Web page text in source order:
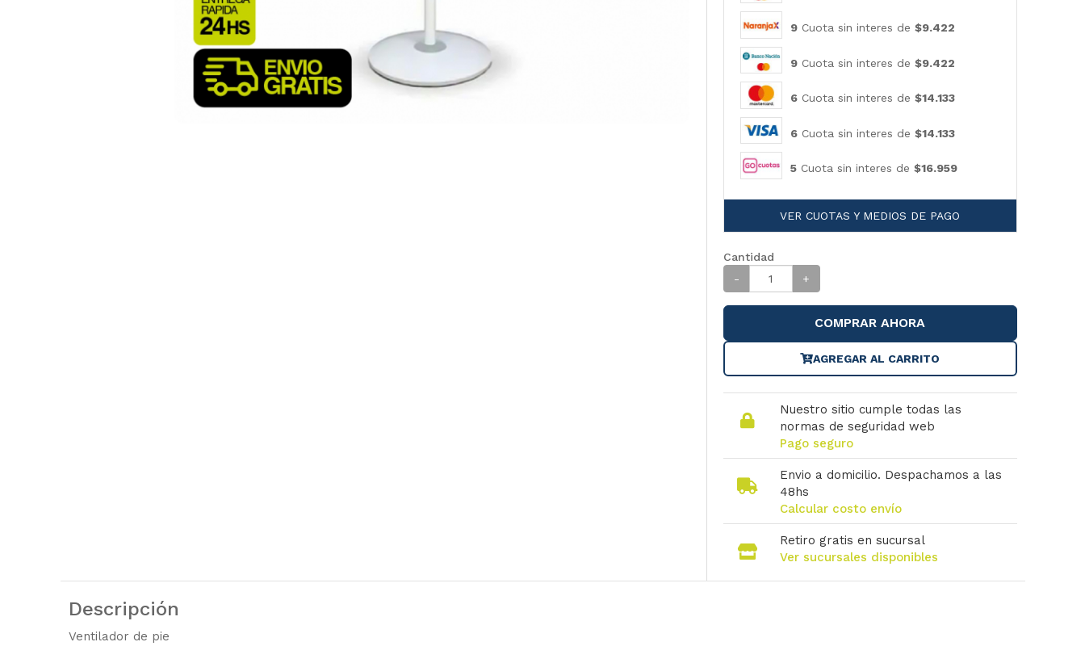
9Cuota sin interes de $9.422
9Cuota sin interes de $9.422
6Cuota sin interes de $14.133
6Cuota sin interes de $14.133
5Cuota sin interes de $16.959
VER CUOTAS Y MEDIOS DE PAGO
Cantidad
-
+
COMPRAR AHORA
AGREGAR AL CARRITO
Nuestro sitio cumple todas las
normas de seguridad web
Pago seguro
Envio a domicilio. Despachamos a las
48hs
Calcular costo envío
Retiro gratis en sucursal
Ver sucursales disponibles
Descripción
Ventilador de pie